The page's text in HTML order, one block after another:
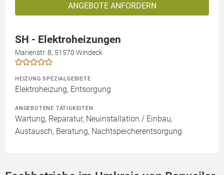
ANGEBOTE ANFORDERN
SH - Elektroheizungen
Marienstr. 8, 51570 Windeck
HEIZUNG SPEZIALGEBIETE
Elektroheizung, Entsorgung
ANGEBOTENE TÄTIGKEITEN
Wartung, Reparatur, Neuinstallation / Einbau,
Austausch, Beratung, Nachtspeicherentsorgung